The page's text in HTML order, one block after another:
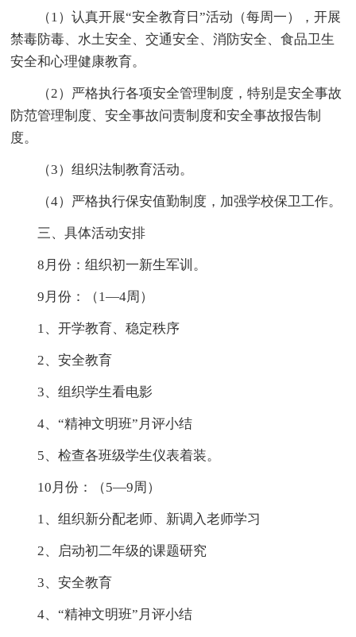
（1）认真开展“安全教育日”活动（每周一），开展
禁毒防毒、水土安全、交通安全、消防安全、食品卫生
安全和心理健康教育。
（2）严格执行各项安全管理制度，特别是安全事故
防范管理制度、安全事故问责制度和安全事故报告制
度。
（3）组织法制教育活动。
（4）严格执行保安值勤制度，加强学校保卫工作。
三、具体活动安排
8月份：组织初一新生军训。
9月份：（1—4周）
1、开学教育、稳定秩序
2、安全教育
3、组织学生看电影
4、“精神文明班”月评小结
5、检查各班级学生仪表着装。
10月份：（5—9周）
1、组织新分配老师、新调入老师学习
2、启动初二年级的课题研究
3、安全教育
4、“精神文明班”月评小结